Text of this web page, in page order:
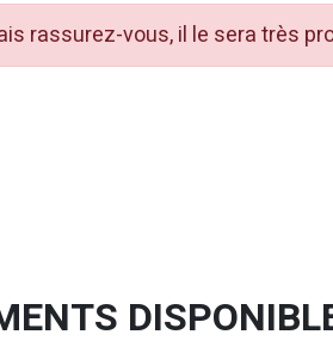
rassurez-vous, il le sera très